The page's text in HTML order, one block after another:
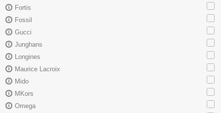
Fortis
Fossil
Gucci
Junghans
Longines
Maurice Lacroix
Mido
MKors
Omega